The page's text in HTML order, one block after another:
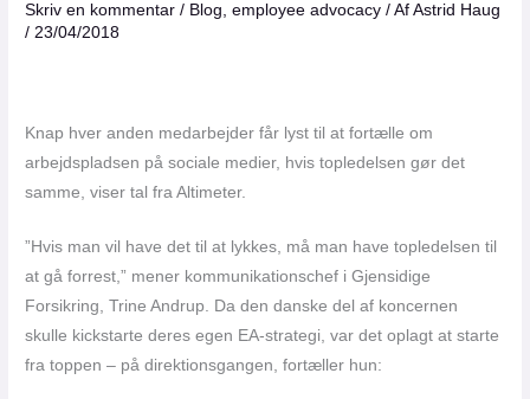
Skriv en kommentar / Blog,employee advocacy / AfAstrid Haug
/23/04/2018
Knap hver anden medarbejder får lyst til at fortælle om
arbejdspladsen på sociale medier, hvis topledelsen gør det
samme, viser tal fra Altimeter.
”Hvis man vil have det til at lykkes, må man have topledelsen til
at gå forrest,” mener kommunikationschef i Gjensidige
Forsikring, Trine Andrup. Da den danske del af koncernen
skulle kickstarte deres egen EA-strategi, var det oplagt at starte
fra toppen – på direktionsgangen, fortæller hun: